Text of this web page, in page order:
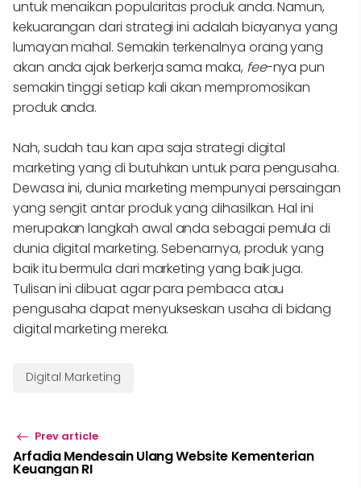
untuk menaikan popularitas produk anda. Namun,
kekuarangan dari strategi ini adalah biayanya yang
lumayan mahal. Semakin terkenalnya orang yang
akan anda ajak berkerja sama maka, fee-nya pun
semakin tinggi setiap kali akan mempromosikan
produk anda.
Nah, sudah tau kan apa saja strategi digital
marketing yang di butuhkan untuk para pengusaha.
Dewasa ini, dunia marketing mempunyai persaingan
yang sengit antar produk yang dihasilkan. Hal ini
merupakan langkah awal anda sebagai pemula di
dunia digital marketing. Sebenarnya, produk yang
baik itu bermula dari marketing yang baik juga.
Tulisan ini dibuat agar para pembaca atau
pengusaha dapat menyukseskan usaha di bidang
digital marketing mereka.
Digital Marketing
Prev article
Arfadia Mendesain Ulang Website Kementerian
Keuangan RI